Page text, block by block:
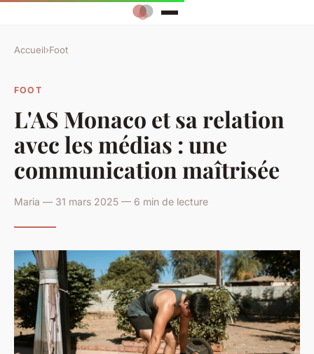
Accueil›Foot
FOOT
L'AS Monaco et sa relation
avec les médias : une
communication maîtrisée
Maria — 31 mars 2025 — 6 min de lecture